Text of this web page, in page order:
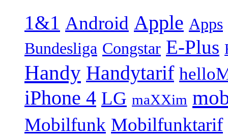
1&1 Android Apple Apps
Bundesliga Congstar E-Plus
Handy Handytarif
iPhone 4 LG maXXim
Mobilfunk Mobilfunktarif